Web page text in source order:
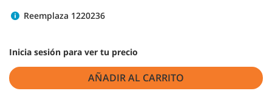
Reemplaza 1220236
Inicia sesión para ver tu precio
AÑADIR AL CARRITO